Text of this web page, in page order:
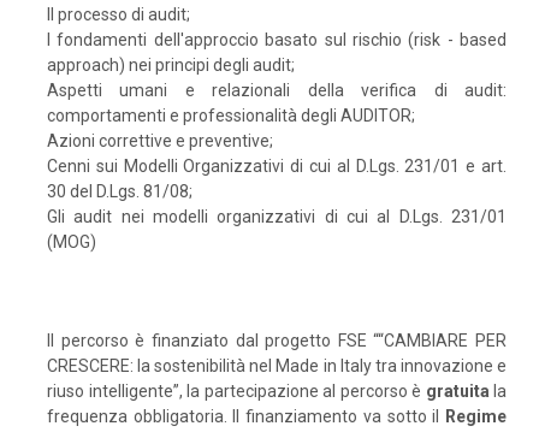
Il processo di audit;
I fondamenti dell'approccio basato sul rischio (risk - based
approach) nei principi degli audit;
Aspetti umani e relazionali della verifica di audit:
comportamenti e professionalità degli AUDITOR;
Azioni correttive e preventive;
Cenni sui Modelli Organizzativi di cui al D.Lgs. 231/01 e art.
30 del D.Lgs. 81/08;
Gli audit nei modelli organizzativi di cui al D.Lgs. 231/01
(MOG)
Il percorso è finanziato dal progetto FSE ““CAMBIARE PER
CRESCERE: la sostenibilità nel Made in Italy tra innovazione e
riuso intelligente”, la partecipazione al percorso è gratuita la
frequenza obbligatoria. Il finanziamento va sotto il
Regime